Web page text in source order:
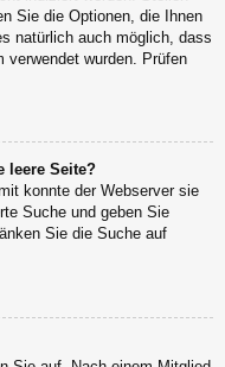
Sie die Optionen, die Ihnen
natürlich auch möglich, dass
verwendet wurden. Prüfen
leere Seite?
konnte der Webserver sie
Suche und geben Sie
Sie die Suche auf